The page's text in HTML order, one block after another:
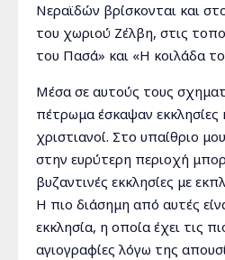
Νεραϊδών βρίσκονται και
του χωριού Ζέλβη, στις
του Πασά» και «Η κοιλάδα
Μέσα σε αυτούς τους
πέτρωμα έσκαψαν εκκλησίες
χριστιανοί. Στο υπαίθριο
στην ευρύτερη περιοχή
βυζαντινές εκκλησίες με
Η πιο διάσημη από αυτές
εκκλησία, η οποία έχει τις
αγιογραφίες λόγω της